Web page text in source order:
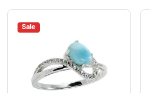
Sale